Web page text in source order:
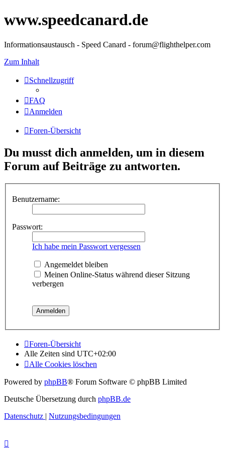
www.speedcanard.de
Informationsaustausch - Speed Canard - forum@flighthelper.com
Zum Inhalt
Schnellzugriff
FAQ
Anmelden
Foren-Übersicht
Du musst dich anmelden, um in diesem
Forum auf Beiträge zu antworten.
Benutzername:
Passwort:
Ich habe mein Passwort vergessen
Angemeldet bleiben
Meinen Online-Status während dieser Sitzung
verbergen
Foren-Übersicht
Alle Zeiten sind UTC+02:00
Alle Cookies löschen
Powered by phpBB® Forum Software © phpBB Limited
Deutsche Übersetzung durch phpBB.de
Datenschutz | Nutzungsbedingungen